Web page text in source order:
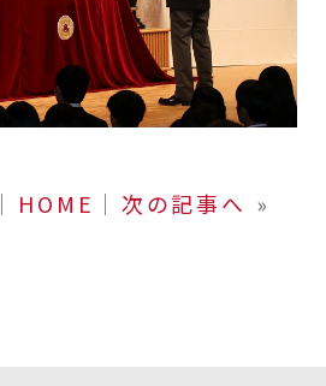
│ HOME │ 次の記事へ »